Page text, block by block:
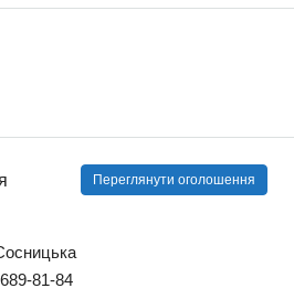
Переглянути оголошення
81-84